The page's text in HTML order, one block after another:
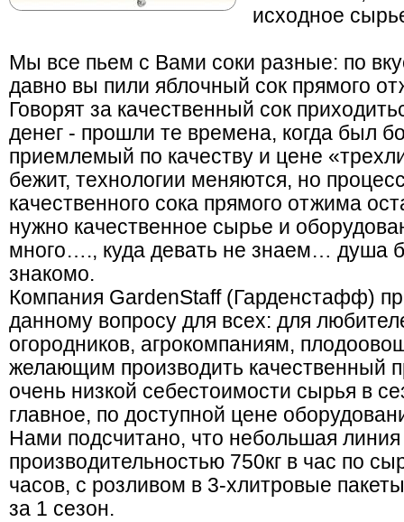
исходное
Мы все пьем с Вами соки разные: по
давно вы пили яблочный сок прямого
Говорят за качественный сок
денег - прошли те времена, когда был
приемлемый по качеству и цене
бежит, технологии меняются, но
качественного сока прямого отжима
нужно качественное сырье и
много…., куда девать не знаем… душа
знакомо.
Компания GardenStaff (Гарденстафф)
данному вопросу для всех: для
огородников, агрокомпаниям,
желающим производить качественный
очень низкой себестоимости сырья в
главное, по доступной цене
Нами подсчитано, что небольшая линия
производительностью 750кг в час по
часов, с розливом в 3-хлитровые
за 1 сезон.